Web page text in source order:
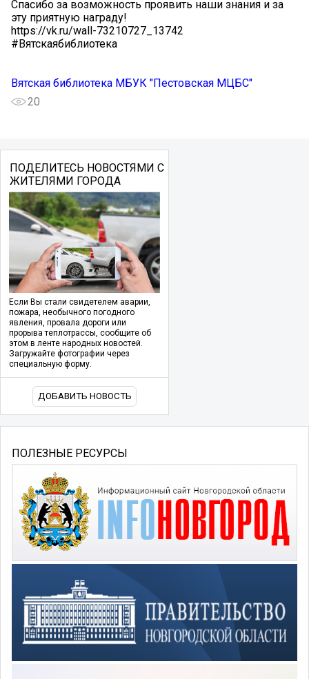
Спасибо за возможность проявить наши знания и за
эту приятную награду!
https://vk.ru/wall-73210727_13742
#Вятскаябиблиотека
Вятская библиотека МБУК "Пестовская МЦБС"
20
ПОДЕЛИТЕСЬ НОВОСТЯМИ С
ЖИТЕЛЯМИ ГОРОДА
Если Вы стали свидетелем аварии,
пожара, необычного погодного
явления, провала дороги или
прорыва теплотрассы, сообщите об
этом в ленте народных новостей.
Загружайте фотографии через
специальную форму.
ДОБАВИТЬ НОВОСТЬ
ПОЛЕЗНЫЕ РЕСУРСЫ